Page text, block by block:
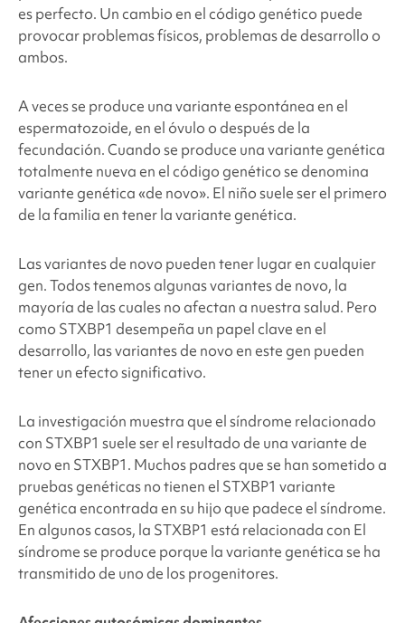
es perfecto. Un cambio en el código genético puede
provocar problemas físicos, problemas de desarrollo o
ambos.
A veces se produce una variante espontánea en el
espermatozoide, en el óvulo o después de la
fecundación. Cuando se produce una variante genética
totalmente nueva en el código genético se denomina
variante genética «de novo». El niño suele ser el primero
de la familia en tener la variante genética.
Las variantes de novo pueden tener lugar en cualquier
gen. Todos tenemos algunas variantes de novo, la
mayoría de las cuales no afectan a nuestra salud. Pero
como STXBP1 desempeña un papel clave en el
desarrollo, las variantes de novo en este gen pueden
tener un efecto significativo.
La investigación muestra que el síndrome relacionado
con STXBP1 suele ser el resultado de una variante de
novo en STXBP1. Muchos padres que se han sometido a
pruebas genéticas no tienen el STXBP1 variante
genética encontrada en su hijo que padece el síndrome.
En algunos casos, la STXBP1 está relacionada con El
síndrome se produce porque la variante genética se ha
transmitido de uno de los progenitores.